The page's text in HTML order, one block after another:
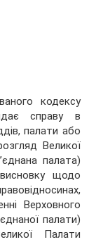
кодексу
справу в
палати або
Великої
палата)
щодо
Верховного
палати)
Палати